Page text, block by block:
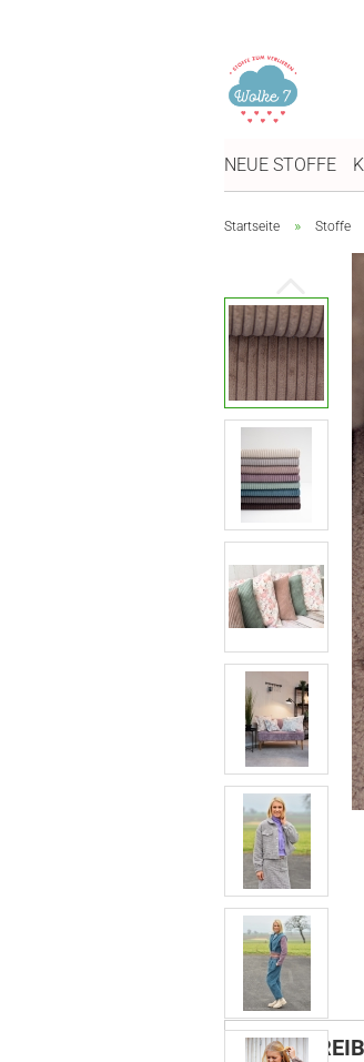
NEUE STOFFE
Startseite » Stoffe